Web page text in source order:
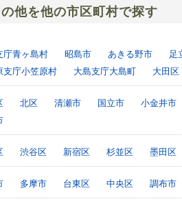
他を他の市区町村で探す
庁青ヶ島村 昭島市 あきる野市 足
支庁小笠原村
大島支庁大島町 大田区
北区 清瀬市 国立市 小金井市
渋谷区 新宿区 杉並区 墨田区
多摩市 台東区 中央区 調布市